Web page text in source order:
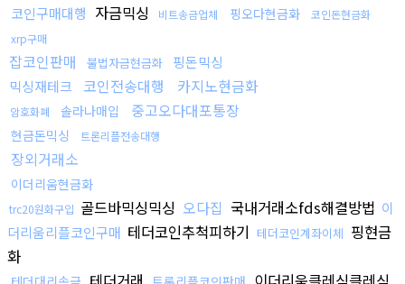
코인구매대행 자금믹싱 비트송금업체 핑오다현금화
코인돈현금화
xrp구매
잡코인판매 불법자금현금화
핑돈믹싱
믹싱재테크
코인전송대행 카지노현금화
암호화폐 솔라나매입 중고오다대포통장
현금돈믹싱 트론리플전송대행
장외거래소
이더리움현금화
trc20원화구입 골드바믹싱믹싱 오다집 국내거래소fds해결방법 이
더리움리플코인구매 테더코인추척피하기 테더코인계좌이체 핑현금
화